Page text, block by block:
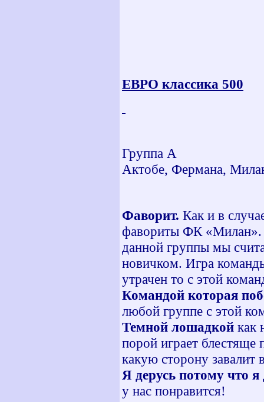
ЕВРО классика 500
Группа А
Актобе, Фермана,
Фаворит. Как и в
фавориты ФК «Милан».
данной группы мы
новичком. Игра
утрачен то с этой
Командой которая
любой группе с этой
Темной лошадкой как
порой играет блестяще
какую сторону завалит
Я дерусь потому что
у нас понравится!